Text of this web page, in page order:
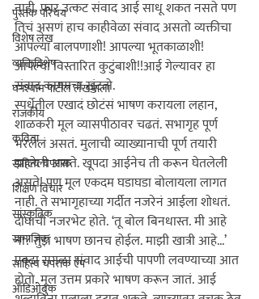
पुस्तक परिचय
विशेष लेख
व्यक्तिविशेष
घनश्याम पाटील लेखमाला
राजकीय
कविता
साहित्य चपराक
शिक्षण विचार
सांस्कृतिक
सामाजिक
साहित्य चपराक ऍप
ऑडिओबुक
नाही. फार उत्कट संवाद आई साधू शकत नसते पण
तिचं असणं हाच काहीवेळा संवाद असतो व्यक्तीचा
आपल्या बालपणाशी! आपल्या भूतकाळाशी!
आपल्या विस्तारित कुटुंबाशी!!आई गेल्यावर हा
संवाद कायमचा खुंटतो.
स्पर्धेतील एखादं छोटंसं भाषण करायला लहान,
शाळकरी मूल व्यासपीठावर चढतं. सभागृह पूर्ण
भरलेलं असतं. मुलाची व्याख्यानाची पूर्ण तयारी
झालेली असते. खूपदा आईनेच ती करून घेतलेली
असते! पण मूल एकदम घडाघडा बोलायला लागत
नाही. ते सभागृहाच्या गर्दीत नजरेनं आईला शोधतं.
दोघांची नजरभेट होते. ‘तू बोल बिनधास्त. मी आहे
ना? तुझं भाषण छानच होईल. माझी खात्री आहे...’
एवढा सगळा संवाद आईची पापणी लवण्याच्या आत
होतो. मूल उत्तम प्रकारे भाषण करून जातं. आई